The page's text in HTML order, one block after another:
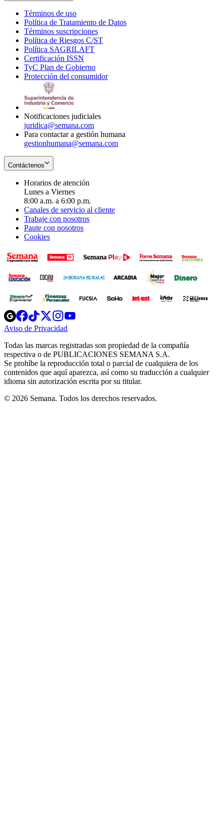
Términos de uso
in
new
window
Política de Tratamiento de Datos
Términos suscripciones
in
Política de Riesgos C/ST
Política SAGRILAFT
new
window
Certificación ISSN
in
new
TyC Plan de Gobierno
in
Protección del consumidorOpens
Notificaciones judiciales
juridica@semana.com
Para contactar a gestión humana
gestionhumana@semana.com
Contáctenos
Horarios de atención
Lunes a Viernes
8:00 a.m. a 6:00 p.m.
Canales de servicio al cliente
Trabaje con nosotros
Paute con nosotros
Cookies
Opens
in
new
Opens
in
new
Opens
in
new
window
Opens
new
windowwindow
Aviso de Privacidad
new
window
Todas las marcas registradas son propiedad de la compañía
respectiva o de PUBLICACIONES SEMANA S.A.
Se prohíbe la reproducción total o parcial de cualquiera de los
contenidos que aquí aparezca, así como su traducción a cualquier
idioma sin autorización escrita por su titular.
© 2026 Semana. Todos los derechos reservados.